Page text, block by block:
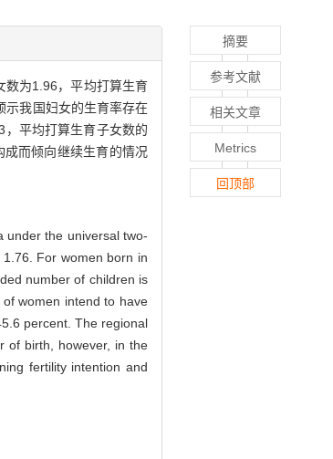
数为1.96，平均打算生育
示我国妇女的生育率存在
平均打算生育子女数的
而倾向继续生育的情况
under the universal two-
For women born in
number of children is
women intend to have
percent. The regional
of birth, however, in the
fertility intention and
摘要
参考文献
相关文章
Metrics
回顶部